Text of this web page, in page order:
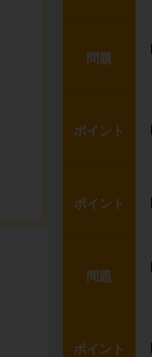
問題
ポイント
ポイント
問題
ポイント